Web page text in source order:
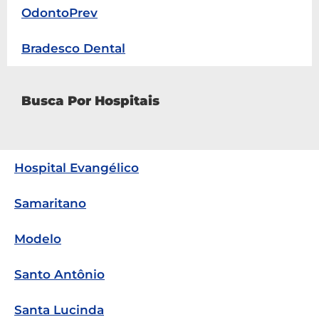
OdontoPrev
Bradesco Dental
Busca Por Hospitais
Hospital Evangélico
Samaritano
Modelo
Santo Antônio
Santa Lucinda